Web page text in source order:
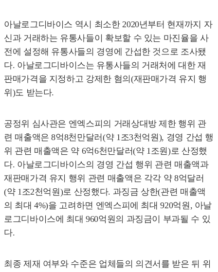
아날로그디바이스 역시 최소한 2020년부터 현재까지 자
신과 거래하는 유통사들이 확보할 수 있는 마진율을 사
전에 설정해 유통사들의 경영에 간섭한 것으로 조사됐
다. 아날로그디바이스는 유통사들의 거래처에 대한 재
판매가격을 지정하고 강제한 혐의(재판매가격 유지 행
위)도 받는다.
공정위 심사관은 엔엑스피의 거래상대방 제한 행위 관
련 매출액은 8억8천만달러(약 1조3천억원), 경영 간섭 행
위 관련 매출액은 약 6억6천만달러(약 1조원)로 산정했
다. 아날로그디바이스의 경영 간섭 행위 관련 매출액과
재판매가격 유지 행위 관련 매출액은 각각 약 8억달러
(약 1조2천억원)로 산정했다. 과징금 상한(관련 매출액
의 최대 4%)을 고려하면 엔엑스피에 최대 920억원, 아날
로그디바이스에 최대 960억원의 과징금이 부과될 수 있
다.
최종 제재 여부와 수준은 업체들의 의견서를 받은 뒤 위